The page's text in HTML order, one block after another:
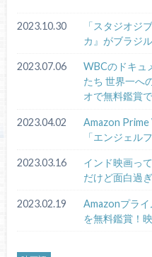
2023.10.30
「スタジオジ
カ』がブラジ
2023.07.06
WBCのドキュ
たち 世界一へ
オで無料鑑賞
2023.04.02
Amazon
「エンジェル
2023.03.16
インド映画っ
だけど面白過
2023.02.19
Amazonプライ
を無料鑑賞！